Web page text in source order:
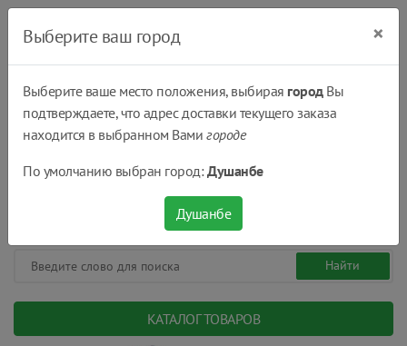
КАТАЛОГ ТОВАРОВ
Выберите ваш город ×
Выберите ваше место положения, выбирая городВы
подтверждаете, что адрес доставки текущего заказа
находится в выбранном Вамигороде
По умолчанию выбран город:Душанбе
Душанбе